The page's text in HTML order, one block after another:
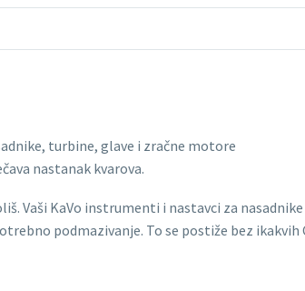
turbine, glave i zračne motore
nastanak kvarova.
Vaši KaVo instrumenti i nastavci za
podmazivanje. To se postiže bez